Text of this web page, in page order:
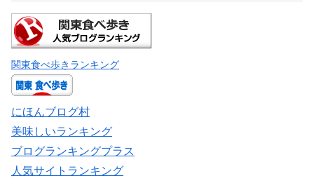
関東食べ歩きランキング
にほんブログ村
美味しいランキング
ブログランキングプラス
人気サイトランキング